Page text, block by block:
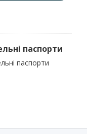
паспорти
паспорти